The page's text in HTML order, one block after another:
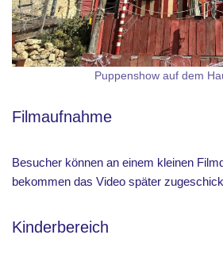
Puppenshow auf dem
Filmaufnahme
Besucher können an einem kleinen
bekommen das Video später
Kinderbereich